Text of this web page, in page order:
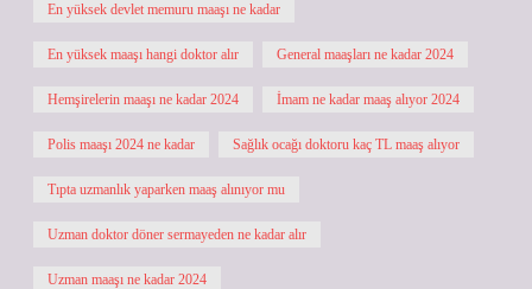
En yüksek devlet memuru maaşı ne kadar
En yüksek maaşı hangi doktor alır General maaşları ne kadar 2024
Hemşirelerin maaşı ne kadar 2024 İmam ne kadar maaş alıyor 2024
Polis maaşı 2024 ne kadar Sağlık ocağı doktoru kaç TL maaş alıyor
Tıpta uzmanlık yaparken maaş alınıyor mu
Uzman doktor döner sermayeden ne kadar alır
Uzman maaşı ne kadar 2024